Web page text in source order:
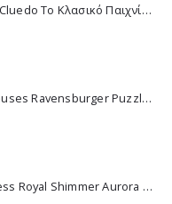
Hasbro Επιτραπέζιο Cluedo Το Κλασικό Παιχνίδι Μυστήριου 38712
2000 Idyllic French Houses Ravensburger Puzzle 16640
Hasbro Disney Princess Royal Shimmer Aurora Doll F0899